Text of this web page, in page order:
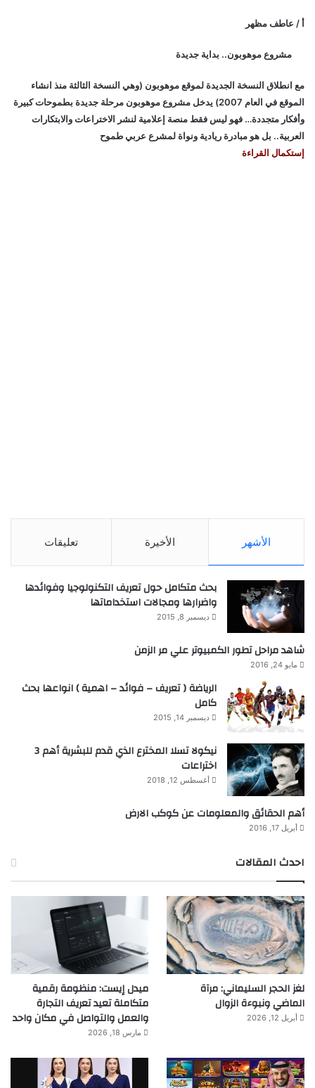
أ / عاطف مظهر
مشروع موهوبون.. بداية جديدة
مع انطلاق النسخة الجديدة لموقع موهوبون (وهي النسخة الثالثة منذ انشاء
الموقع في العام 2007) يدخل مشروع موهوبون مرحلة جديدة بطموحات كبيرة
وأفكار متجددة… فهو ليس فقط منصة إعلامية لنشر الاختراعات والابتكارات
العربية.. بل هو مبادرة ريادية ونواة لمشرع عربي طموح
إستكمال القراءة
الأشهر الأخيرة تعليقات
بحث متكامل حول تعريف التكنولوجيا وفوائدها
واضرارها ومجالات استخداماتها
ديسمبر 8, 2015
شاهد مراحل تطور الكمبيوتر علي مر الزمن
مايو 24, 2016
الرياضة ( تعريف – فوائد – اهمية ) انواعها بحث
كامل
ديسمبر 14, 2015
نيكولا تسلا المخترع الذي قدم للبشرية أهم 3
اختراعات
أغسطس 12, 2018
أهم الحقائق والمعلومات عن كوكب الارض
أبريل 17, 2016
احدث المقالات
لغز الحجر السليماني: مرآة
الماضي ونبوءة الزوال
أبريل 12, 2026
ميدل إيست: منظومة رقمية
متكاملة تعيد تعريف التجارة
والعمل والتواصل في مكان واحد
مارس 18, 2026